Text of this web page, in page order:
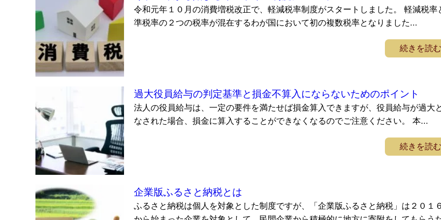
令和元年１０月の消費増税改正で、軽減税率制度がスタートしました。 軽減税率
準税率の２つの税率が混在するわが国において初の複数税率となりました...
続きを読む
過大役員給与の判定基準と損金不算入にならないためのポイント
法人の役員給与は、一定の要件を満たせば損金算入できますが、役員給与が過大
なされた場合、損金に算入することができなくなるのでご注意ください。 本...
続きを読む
企業版ふるさと納税とは
ふるさと納税は個人を対象とした制度ですが、「企業版ふるさと納税」は２０１